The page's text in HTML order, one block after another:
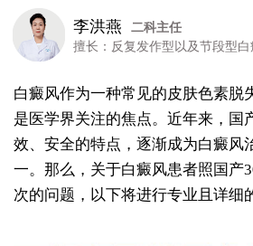
李洪燕
二科主任
擅长：反复发作型以及节段型
白癜风作为一种常见的皮肤色素脱
是医学界关注的焦点。近年来，国
效、安全的特点，逐渐成为白癜风
一。那么，关于白癜风患者照国产
次的问题，以下将进行专业且详细